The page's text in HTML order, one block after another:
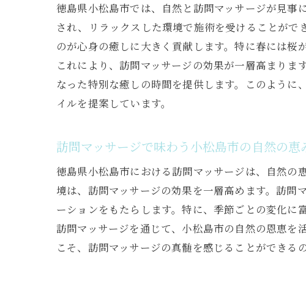
地
徳
訪
小
訪
日
訪
小
訪
徳島県小松島市では、自然と訪問マッサージが見事
され、リラックスした環境で施術を受けることが
のが心身の癒しに大きく貢献します。特に春には桜
これにより、訪問マッサージの効果が一層高まり
なった特別な癒しの時間を提供します。このように
イルを提案しています。
訪問マッサージで味わう小松島市の自然の恵
徳島県小松島市における訪問マッサージは、自然
境は、訪問マッサージの効果を一層高めます。訪
ーションをもたらします。特に、季節ごとの変化に
訪問マッサージを通じて、小松島市の自然の恩恵
こそ、訪問マッサージの真髄を感じることができるの